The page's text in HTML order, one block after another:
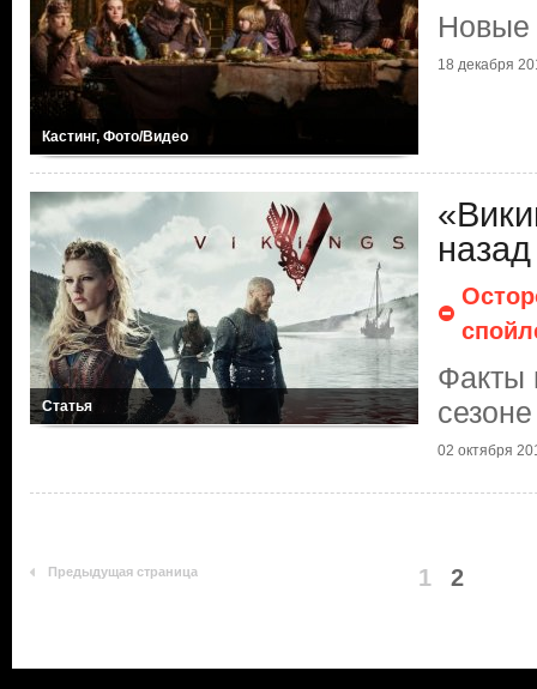
Кастинг, Фото/Видео
Новые
18 декабря
Статья
назад
Факты
сезоне
02 октября
Предыдущая страница 1 2